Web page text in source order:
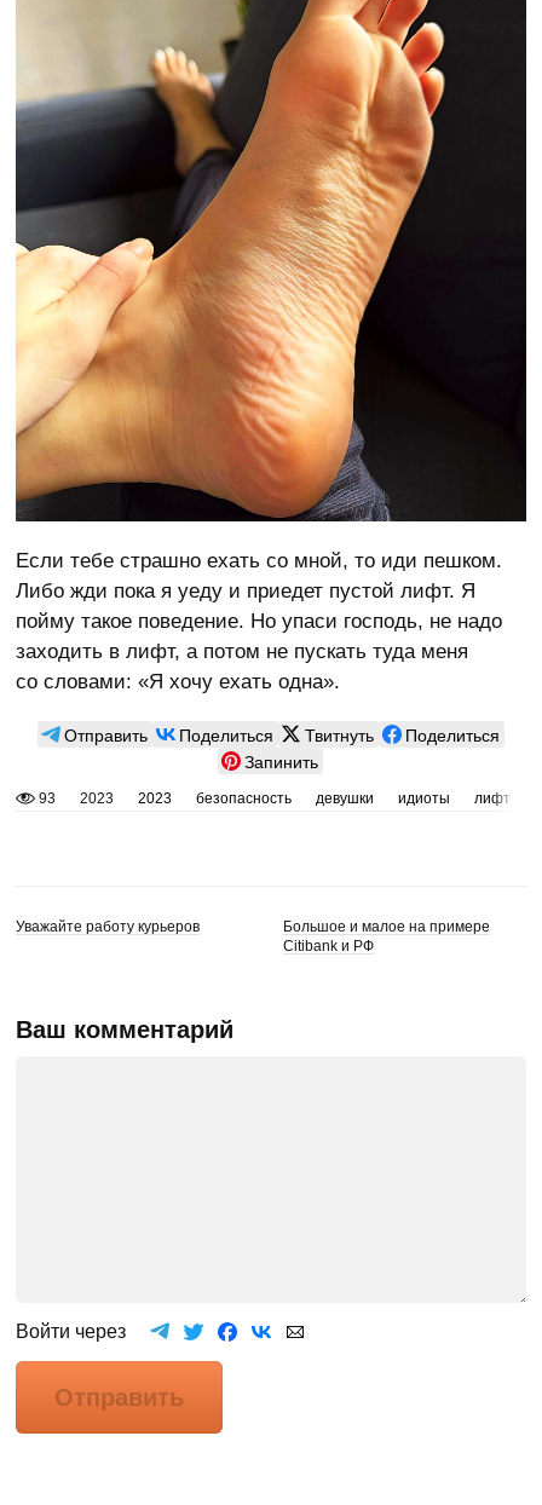
Если тебе страшно ехать со мной, то иди пешком.
Либо жди пока я уеду и приедет пустой лифт. Я
пойму такое поведение. Но упаси господь, не надо
заходить в лифт, а потом не пускать туда меня
со словами: «Я хочу ехать одна».
Отправить Поделиться Твитнуть
Поделиться
Запинить
93 2023 2023 безопасность девушки идиоты лифт
Уважайте работу курьеров
Большое и малое на примере
Citibank и РФ
Ваш комментарий
Войти через
Отправить